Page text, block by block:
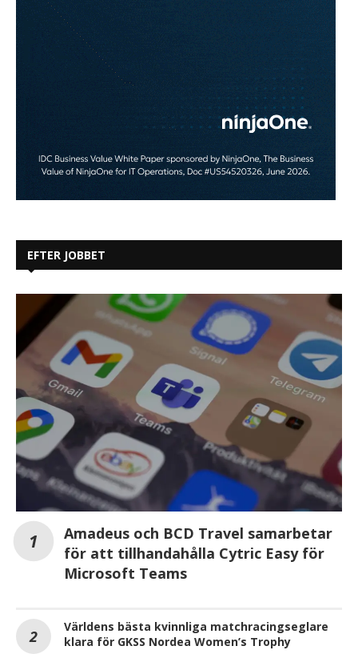
EFTER JOBBET
Amadeus och BCD Travel samarbetar
för att tillhandahålla Cytric Easy för
Microsoft Teams
Världens bästa kvinnliga matchracingseglare
klara för GKSS Nordea Women’s Trophy